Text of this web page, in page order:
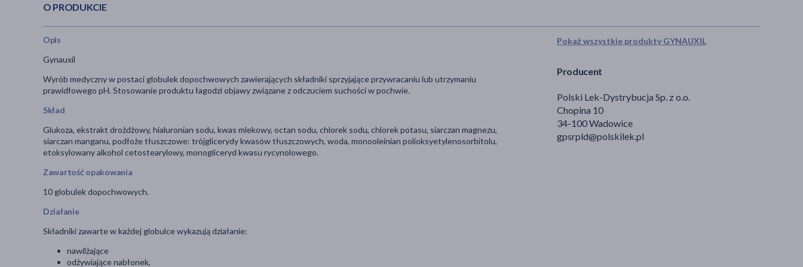
O PRODUKCIE
Pokaż wszystkie produkty GYNAUXIL
Producent
Polski Lek-Dystrybucja Sp. z o.o.
Chopina 10
34-100 Wadowice
gpsrpld@polskilek.pl
Opis
Gynauxil
Wyrób medyczny w postaci globulek dopochwowych zawierających składniki sprzyjające przywracaniu lub utrzymaniu
prawidłowego pH. Stosowanie produktu łagodzi objawy związane z odczuciem suchości w pochwie.
Skład
Glukoza, ekstrakt drożdżowy, hialuronian sodu, kwas mlekowy, octan sodu, chlorek sodu, chlorek potasu, siarczan magnezu,
siarczan manganu, podłoże tłuszczowe: trójglicerydy kwasów tłuszczowych, woda, monooleinian polioksyetylenosorbitolu,
etoksylowany alkohol cetostearylowy, monogliceryd kwasu rycynolowego.
Zawartość opakowania
10 globulek dopochwowych.
Działanie
Składniki zawarte w każdej globulce wykazują działanie:
nawilżające
odżywiające nabłonek,